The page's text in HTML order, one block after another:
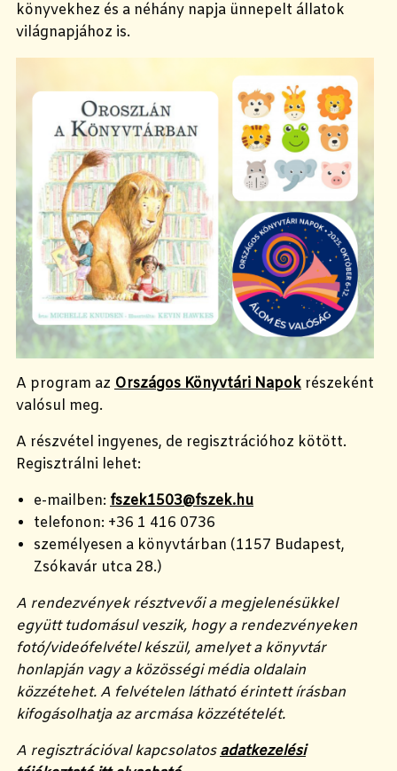
könyvekhez és a néhány napja ünnepelt állatok
világnapjához is.
A program az Országos Könyvtári Napok részeként
valósul meg.
A részvétel ingyenes, de regisztrációhoz kötött.
Regisztrálni lehet:
e-mailben: fszek1503@fszek.hu
telefonon: +36 1 416 0736
személyesen a könyvtárban (1157 Budapest,
Zsókavár utca 28.)
A rendezvények résztvevői a megjelenésükkel
együtt tudomásul veszik, hogy a rendezvényeken
fotó/videófelvétel készül, amelyet a könyvtár
honlapján vagy a közösségi média oldalain
közzétehet. A felvételen látható érintett írásban
kifogásolhatja az arcmása közzétételét.
A regisztrációval kapcsolatosadatkezelési